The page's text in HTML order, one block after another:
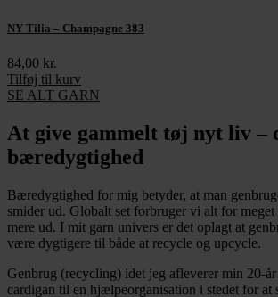
NY Tilia – Champagne 383
84,00 kr.
Tilføj til kurv
SE ALT GARN
At give gammelt tøj nyt liv –
bæredygtighed
Bæredygtighed for mig betyder, at man
smider ud. Globalt set forbruger vi alt for meget
mere ud. I mit garn univers er det oplagt at
være dygtigere til både at recycle og upcycle.
Genbrug (recycling) idet jeg afleverer min 20-
cardigan til en hjælpeorganisation i stedet for at